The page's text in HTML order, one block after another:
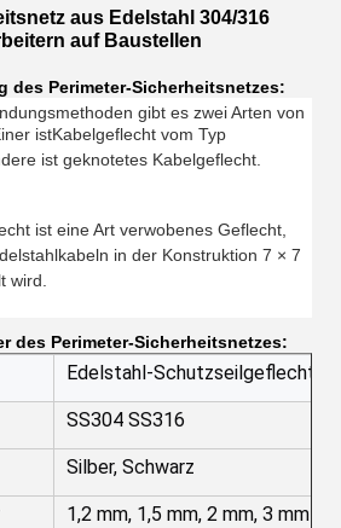
aus Edelstahl 304/316
auf Baustellen
des Perimeter-Sicherheitsnetzes:
gibt es zwei Arten von
istKabelgeflecht vom Typ
ist geknotetes Kabelgeflecht.
ist eine Art verwobenes Geflecht,
in der Konstruktion 7 × 7
wird.
des Perimeter-Sicherheitsnetzes:
Edelstahl-Schutzseilgeflecht
SS304 SS316
Silber, Schwarz
1,2 mm, 1,5 mm, 2 mm, 3 mm